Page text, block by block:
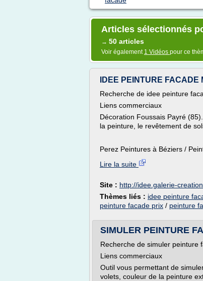
Articles sélectionnés
→ 50 articles
Voir également 1 Vidéos pour ce
IDEE PEINTURE
Recherche de idee peinture
Liens commerciaux
Décoration Foussais Payré
la peinture, le revêtement de
Perez Peintures à Béziers /
Lire la suite
Site : http://idee.galerie-
Thèmes liés : idee peinture
peinture facade prix / peinture
SIMULER PEINTURE
Recherche de simuler peinture
Liens commerciaux
Outil vous permettant de
volets, couleur de la peinture